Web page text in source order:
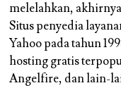
melelahkan, akhirnya
Situs penyedia
Yahoo pada tahun
hosting gratis
Angelfire, dan lain-